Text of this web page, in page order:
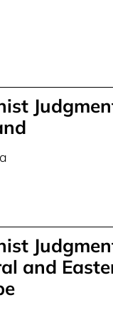
and